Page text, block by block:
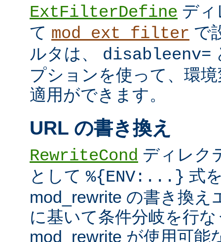
ExtFilterDefine デ
て mod_ext_filter で
ルタは、 disableenv=
プションを使って、環
適用ができます。
URL の書き換え
RewriteCond ディレク
として %{ENV:...} 式
mod_rewrite の書き換え
に基いて条件分岐を行
mod_rewrite が使用可能